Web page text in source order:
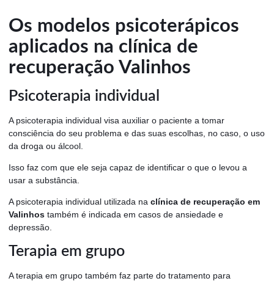
Os modelos psicoterápicos
aplicados na clínica de
recuperação Valinhos
Psicoterapia individual
A psicoterapia individual visa auxiliar o paciente a tomar
consciência do seu problema e das suas escolhas, no caso, o uso
da droga ou álcool.
Isso faz com que ele seja capaz de identificar o que o levou a
usar a substância.
A psicoterapia individual utilizada na clínica de recuperação em
Valinhos também é indicada em casos de ansiedade e
depressão.
Terapia em grupo
A terapia em grupo também faz parte do tratamento para